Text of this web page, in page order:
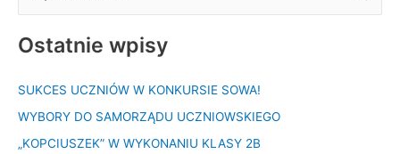
u
a
j
d
Ostatnie wpisy
SUKCES UCZNIÓW W KONKURSIE SOWA!
WYBORY DO SAMORZĄDU UCZNIOWSKIEGO
„KOPCIUSZEK” W WYKONANIU KLASY 2B